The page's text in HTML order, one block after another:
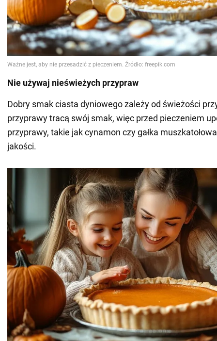
Nie używaj nieświeżych przypraw
Dobry smak ciasta dyniowego zależy od świeżości
przyprawy tracą swój smak, więc przed pieczeniem
przyprawy, takie jak cynamon czy gałka
jakości.